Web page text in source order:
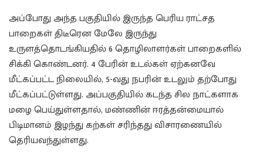
அப்போது அந்த பகுதியில் இருந்த பெரிய ராட்சத
பாறைகள் திடீரென மேலே இருந்து
உருளத்தொடங்கியதில் 6 தொழிலாளர்கள் பாறைகளில்
சிக்கி கொண்டனர். 4 பேரின் உடல்கள் ஏற்கனவே
மீட்கப்பட்ட நிலையில், 5-வது நபரின் உடலும் தற்போது
மீட்கப்பட்டுள்ளது. அப்பகுதியில் கடந்த சில நாட்களாக
மழை பெய்துள்ளதால், மண்ணின் ஈரத்தன்மையால்
பிடிமானம் இழந்து கற்கள் சரிந்தது விசாரணையில்
தெரியவந்துள்ளது.